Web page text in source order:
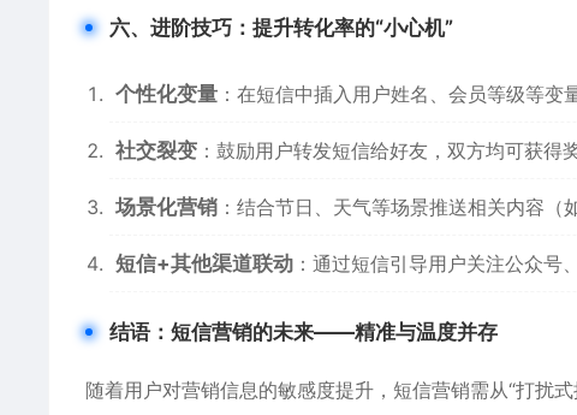
六、进阶技巧：提升转化率的“小心机”
个性化变量 ：在短信中插入用户姓名、会员等级等变
社交裂变 ：鼓励用户转发短信给好友，双方均可获得
场景化营销 ：结合节日、天气等场景推送相关内容（
短信+其他渠道联动 ：通过短信引导用户关注公众号
结语：短信营销的未来——精准与温度并存
随着用户对营销信息的敏感度提升，短信营销需从“打扰